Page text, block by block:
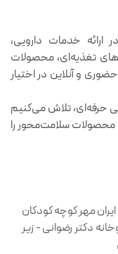
ارائه خدمات دارویی،
تغذیه‌ای، محصولات
و آنلاین در اختیار
حرفه‌ای، تلاش می‌کنیم
محصولات سلامت‌محور را
مهر کوچه کودکان
همکف داروخانه دکتر رضوانی - زیر